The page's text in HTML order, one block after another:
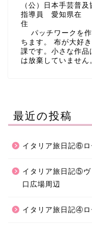
（公）日本手芸普
指導員 愛知県在
パッチワークを作
ちます。 布が大好
課です。小さな作品
は放棄していません
最近の投稿
イタリア旅日記⑥ロ
イタリア旅日記⑤ヴ
口広場周辺
イタリア旅日記④ロ